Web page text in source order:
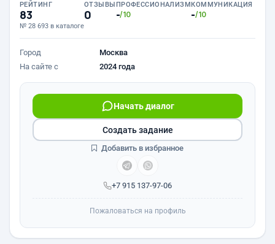
РЕЙТИНГ
83
№ 28 693 в каталоге
ОТЗЫВЫ
0
ПРОФЕССИОНАЛИЗМ
-/10
КОММУНИКАЦИЯ
-/10
Город
Москва
На сайте с
2024 года
+7 915 137-97-06
Начать диалог
Создать задание
Добавить в избранное
Пожаловаться на профиль